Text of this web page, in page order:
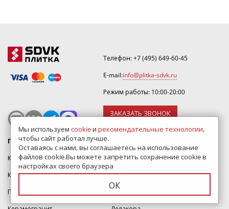
Телефон:+7 (495) 649-60-45
E-mail:info@plitka-sdvk.ru
Режим работы: 10:00-20:00
ЗАКАЗАТЬ ЗВОНОК
Плитки
Каталог плитки
Керамическая плитка
Плитка для ванной
Kerama Marazzi
Italon
Мы используем cookieи рекомендательные технологии,
чтобы сайт работал лучше.
Оставаясь с нами, вы соглашаетесь на использование
файлов cookie.Вы можете запретить сохранение cookie в
настройках своего браузера
ОК